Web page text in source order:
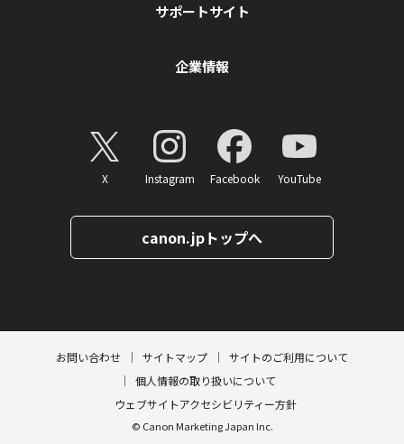
サポートサイト
企業情報
X Instagram Facebook YouTube
canon.jpトップへ
お問い合わせ サイトマップ
サイトのご利用について
個人情報の取り扱いについて
ウェブサイトアクセシビリティー方針
© Canon Marketing Japan Inc.